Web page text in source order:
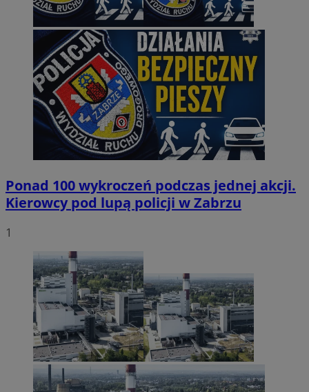
Ponad 100 wykroczeń podczas jednej akcji.
Kierowcy pod lupą policji w Zabrzu
1